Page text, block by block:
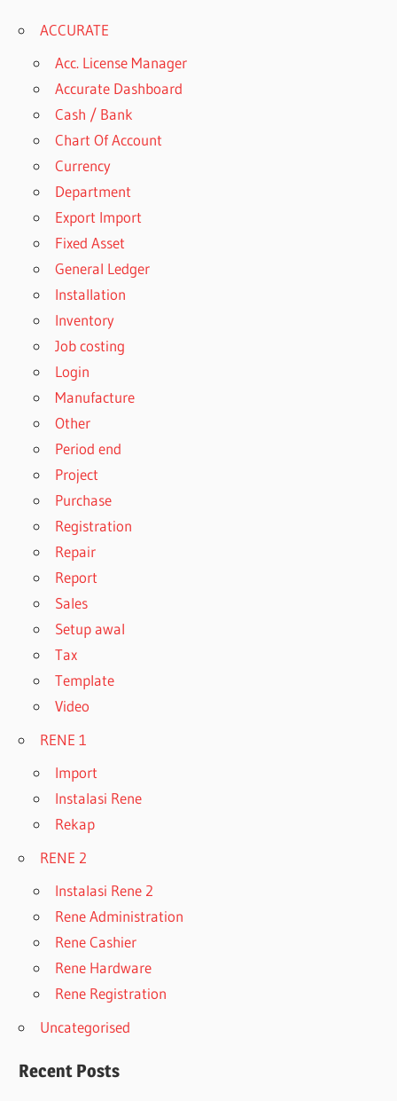
ACCURATE
Acc. License Manager
Accurate Dashboard
Cash / Bank
Chart Of Account
Currency
Department
Export Import
Fixed Asset
General Ledger
Installation
Inventory
Job costing
Login
Manufacture
Other
Period end
Project
Purchase
Registration
Repair
Report
Sales
Setup awal
Tax
Template
Video
RENE 1
Import
Instalasi Rene
Rekap
RENE 2
Instalasi Rene 2
Rene Administration
Rene Cashier
Rene Hardware
Rene Registration
Uncategorised
Recent Posts